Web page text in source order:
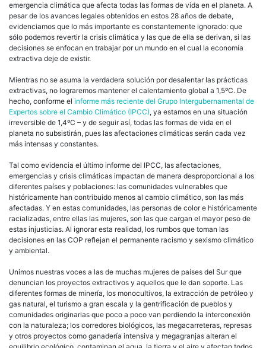
emergencia climática que afecta todas las formas de vida en el planeta. A
pesar de los avances legales obtenidos en estos 28 años de debate,
evidenciamos que lo más importante es constantemente ignorado: que
sólo podemos revertir la crisis climática y las que de ella se derivan, si las
decisiones se enfocan en trabajar por un mundo en el cual la economía
extractiva deje de existir.
Mientras no se asuma la verdadera solución por desalentar las prácticas
extractivas, no lograremos mantener el calentamiento global a 1,5ºC. De
hecho, conforme el informe más reciente del Grupo Intergubernamental de
Expertos sobre el Cambio Climático (IPCC), ya estamos en una situación
irreversible de 1,4ºC – y de seguir así, todas las formas de vida en el
planeta no subsistirán, pues las afectaciones climáticas serán cada vez
más intensas y constantes.
Tal como evidencia el último informe del IPCC, las afectaciones,
emergencias y crisis climáticas impactan de manera desproporcional a los
diferentes países y poblaciones: las comunidades vulnerables que
históricamente han contribuido menos al cambio climático, son las más
afectadas. Y en estas comunidades, las personas de color e históricamente
racializadas, entre ellas las mujeres, son las que cargan el mayor peso de
estas injusticias. Al ignorar esta realidad, los rumbos que toman las
decisiones en las COP reflejan el permanente racismo y sexismo climático
y ambiental.
Unimos nuestras voces a las de muchas mujeres de países del Sur que
denuncian los proyectos extractivos y aquellos que le dan soporte. Las
diferentes formas de minería, los monocultivos, la extracción de petróleo y
gas natural, el turismo a gran escala y la gentrificación de pueblos y
comunidades originarias que poco a poco van perdiendo la interconexión
con la naturaleza; los corredores biológicos, las megacarreteras, represas
y otros proyectos como ganadería intensiva y megagranjas alteran el